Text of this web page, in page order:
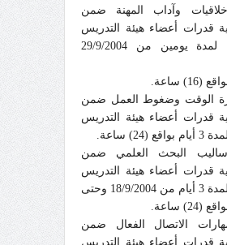
وآداب المهنة ضمن
قدرات أعضاء هيئة التدريس
بجامعة بنها لمدة يومين من 29/9/2004
الوقت وضغوط العمل ضمن
قدرات أعضاء هيئة التدريس
ساعة.
البحث العلمي ضمن
قدرات أعضاء هيئة التدريس
وحتى
الاتصال الفعال ضمن
قدرات أعضاء هيئة التدريس